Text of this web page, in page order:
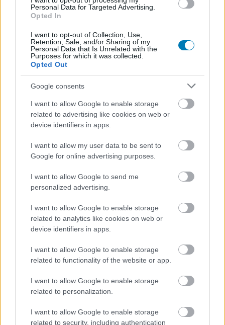
Personal Data for Targeted Advertising.
Opted In
I want to opt-out of Collection, Use,
Retention, Sale, and/or Sharing of my
Personal Data that Is Unrelated with the
Purposes for which it was collected.
Opted Out
Google consents
I want to allow Google to enable storage
related to advertising like cookies on web or
device identifiers in apps.
I want to allow my user data to be sent to
Google for online advertising purposes.
I want to allow Google to send me
personalized advertising.
I want to allow Google to enable storage
related to analytics like cookies on web or
device identifiers in apps.
I want to allow Google to enable storage
related to functionality of the website or app.
I want to allow Google to enable storage
related to personalization.
I want to allow Google to enable storage
related to security, including authentication
A korábbi Tony Hawk játékok egy relatíve egyszerű
rendszer alapján működtek: van X map, mindegyiken X
számú feladattal, és 2 percet kapunk, hogy teljesítsünk
ezekből annyit, amennyit csak tudunk. Ha letelik az idő, a
rendszer megjegyzi, mely feladatokat sikerült
amelyeket addig nem sikerült abszolválni. A negyedik
rész szakított ezzel a formulával és mindegyik pálya egy
A feladatokat NPC-kel való beszélgetések révén
vehettük fel, és mindegyik saját időkerettel rendelkezett,
így nem szakítottak ki bennünket a játékból minden
letelő 2 perc után, illetve nem kellett az egész sessiont
elterveztük. A remake sajnos szakít ezzel, és a negyedik
rész pályáin is a korábbi játékok szisztémája szerint
játszhatjuk. Van egy feladatlista, amit a játék rögtön az
elején ismertet, két percig próbálkozhatunk velük, ami
sikerül, sikerül, a többivel restart után próbálkozhatunk.
beszélgetés, ami kissé elvesz az élményből a negyedik
játék klasszikus változatához képest.
Nem ez az egyetlen változtatás az eredeti játékhoz